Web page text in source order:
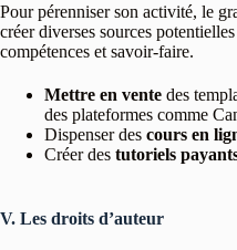
Pour pérenniser son activité, le
créer diverses sources
compétences et savoir-faire.
Mettre en vente des
des plateformes comme
Dispenser des cours en
Créer des tutoriels
V. Les droits d’auteur